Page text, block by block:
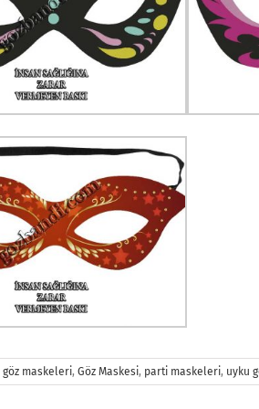
göz maskeleri, Göz Maskesi, parti maskeleri, uyku